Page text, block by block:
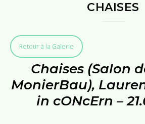
CHAISES
Retour à la Galerie
Chaises (Salon
MonierBau),
in cONcErn –